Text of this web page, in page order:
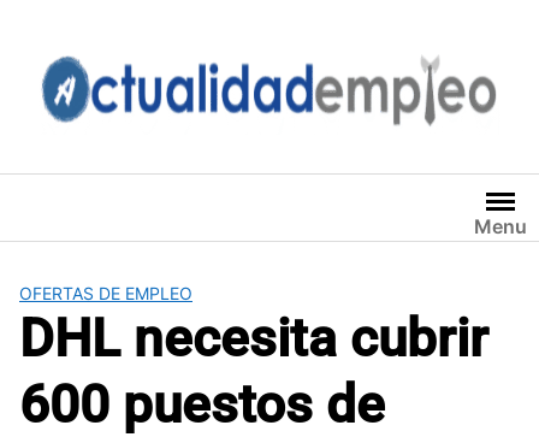
contenido
Menu
OFERTAS DE EMPLEO
DHL necesita cubrir
600 puestos de